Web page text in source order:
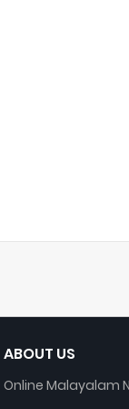
ABOUT US
Online Malayalam